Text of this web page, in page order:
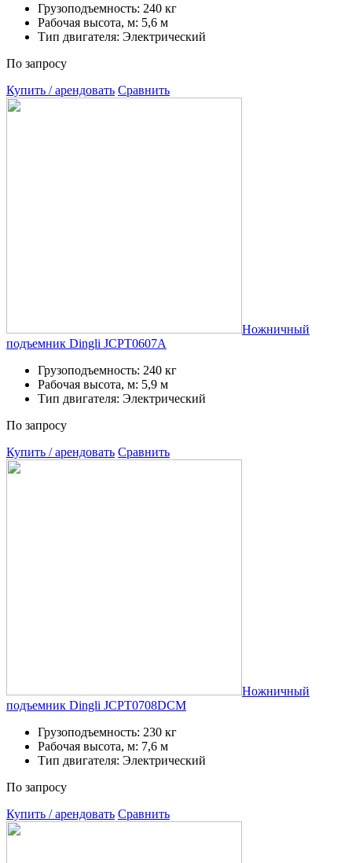
Грузоподъемность: 240 кг
Рабочая высота, м: 5,6 м
Тип двигателя: Электрический
По запросу
Купить / арендовать Сравнить
Ножничный
подъемник Dingli JCPT0607A
Грузоподъемность: 240 кг
Рабочая высота, м: 5,9 м
Тип двигателя: Электрический
По запросу
Купить / арендовать Сравнить
Ножничный
подъемник Dingli JCPT0708DCM
Грузоподъемность: 230 кг
Рабочая высота, м: 7,6 м
Тип двигателя: Электрический
По запросу
Купить / арендовать Сравнить